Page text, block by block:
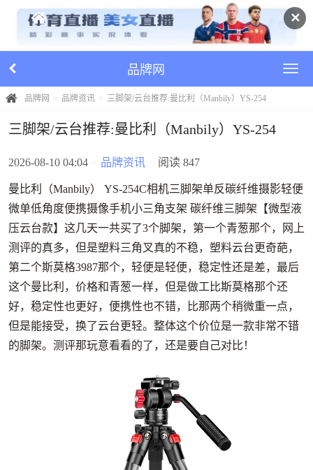
✕
品牌网
品牌网 品牌资讯 三脚架/云台推荐:曼比利（Manbily）YS-254
三脚架/云台推荐:曼比利（Manbily）YS-254
2026-08-10 04:04 品牌资讯 阅读 847
曼比利（Manbily） YS-254C相机三脚架单反碳纤维摄影轻便
微单低角度便携摄像手机小三角支架 碳纤维三脚架【微型液
压云台款】这几天一共买了3个脚架，第一个青葱那个，网上
测评的真多，但是塑料三角叉真的不稳，塑料云台更奇葩，
第二个斯莫格3987那个，轻便是轻便，稳定性还是差，最后
这个曼比利，价格和青葱一样，但是做工比斯莫格那个还
好，稳定性也更好，便携性也不错，比那两个稍微重一点，
但是能接受，换了云台更轻。整体这个价位是一款非常不错
的脚架。测评那玩意看看的了，还是要自己对比！